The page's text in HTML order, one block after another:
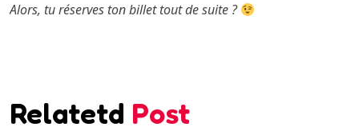
Alors, tu réserves ton billet tout de suite ?
Relatetd Post